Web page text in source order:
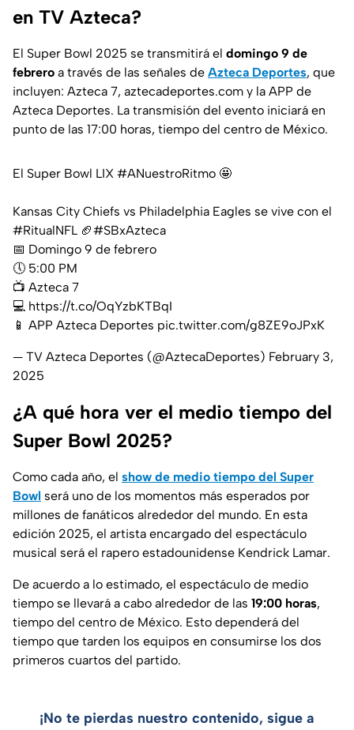
en TV Azteca?
El Super Bowl 2025 se transmitirá el domingo 9 de
febrero a través de las señales de Azteca Deportes, que
incluyen: Azteca 7, aztecadeportes.com y la APP de
Azteca Deportes. La transmisión del evento iniciará en
punto de las 17:00 horas, tiempo del centro de México.
El Super Bowl LIX #ANuestroRitmo 🤩
Kansas City Chiefs vs Philadelphia Eagles se vive con el
#RitualNFL 🏈#SBxAzteca
📅 Domingo 9 de febrero
🕔 5:00 PM
📺 Azteca 7
💻 https://t.co/OqYzbKTBqI
📱 APP Azteca Deportes pic.twitter.com/g8ZE9oJPxK
— TV Azteca Deportes (@AztecaDeportes) February 3,
2025
¿A qué hora ver el medio tiempo del
Super Bowl 2025?
Como cada año, el show de medio tiempo del Super
Bowl será uno de los momentos más esperados por
millones de fanáticos alrededor del mundo. En esta
edición 2025, el artista encargado del espectáculo
musical será el rapero estadounidense Kendrick Lamar.
De acuerdo a lo estimado, el espectáculo de medio
tiempo se llevará a cabo alrededor de las 19:00 horas,
tiempo del centro de México. Esto dependerá del
tiempo que tarden los equipos en consumirse los dos
primeros cuartos del partido.
¡No te pierdas nuestro contenido, sigue a